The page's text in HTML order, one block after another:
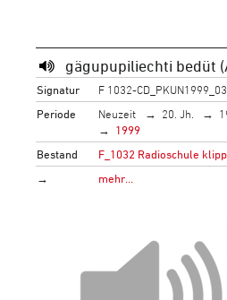
gägupupiliechti bedüt
Signatur
F 1032-
Periode
Neuzeit 20. Jh.
1999
Bestand
F_1032 Radioschule
→
mehr…